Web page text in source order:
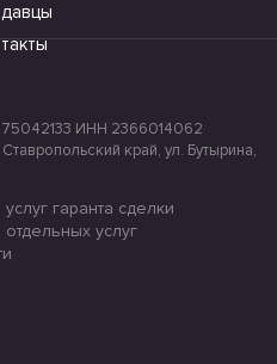
ИНН 2366014062
край, ул. Бутырина,
гаранта сделки
услуг